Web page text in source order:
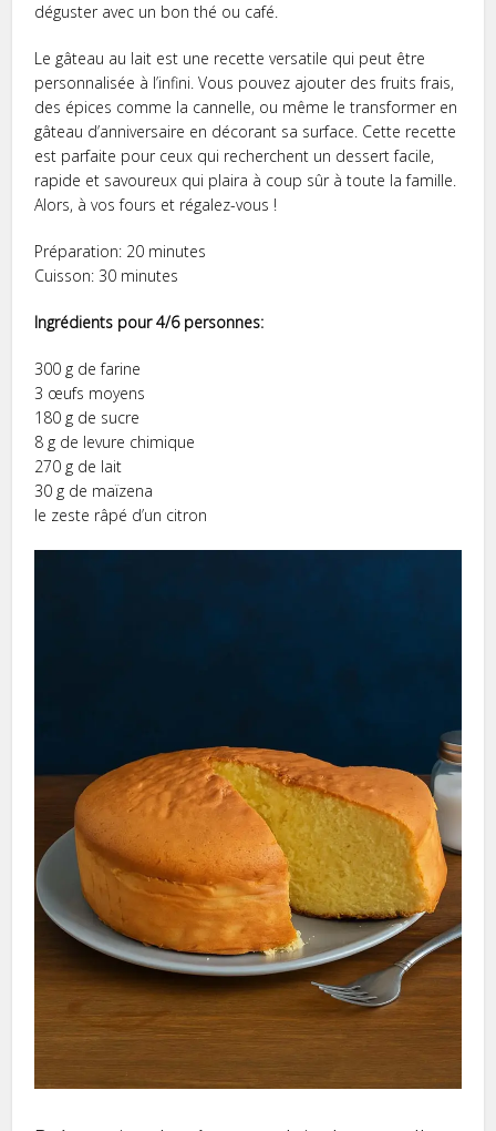
déguster avec un bon thé ou café.
Le gâteau au lait est une recette versatile qui peut être
personnalisée à l’infini. Vous pouvez ajouter des fruits frais,
des épices comme la cannelle, ou même le transformer en
gâteau d’anniversaire en décorant sa surface. Cette recette
est parfaite pour ceux qui recherchent un dessert facile,
rapide et savoureux qui plaira à coup sûr à toute la famille.
Alors, à vos fours et régalez-vous !
Préparation: 20 minutes
Cuisson: 30 minutes
Ingrédients pour 4/6 personnes:
300 g de farine
3 œufs moyens
180 g de sucre
8 g de levure chimique
270 g de lait
30 g de maïzena
le zeste râpé d’un citron